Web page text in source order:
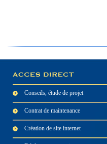
Conseils, étude de projet
Contrat de maintenance
Création de site internet